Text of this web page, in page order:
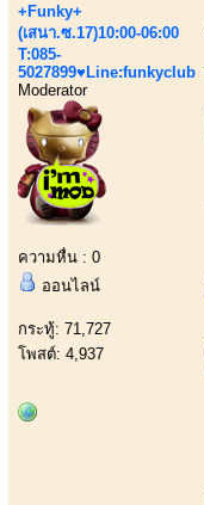
+Funky+
(เสนา.ซ.17)10:00-06:00
T:085-
5027899♥Line:funkyclub
Moderator
ความหื่น : 0
ออนไลน์
กระทู้: 71,727
โพสต์: 4,937